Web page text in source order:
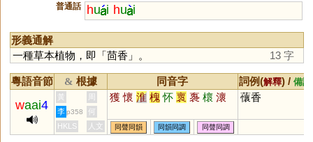
普通話
hu i hu i
形義通解
一種草本植物，即「茴香」。
13 字
粵語音節 & 根據 同音字 詞例(解釋) / 備註
waai4
黃 周 獲 懷 淮 槐 怀 褱 褢 櫰 瀤 蘹香
李 p358
何
HKLS
人文 同聲同韻 同韻同調 同聲同調